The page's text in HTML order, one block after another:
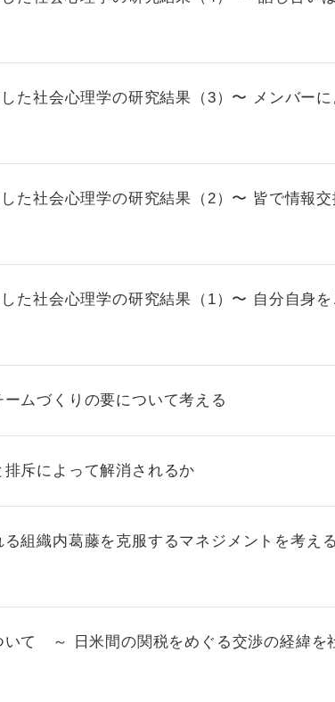
た社会心理学の研究結果（3）〜 メンバー
た社会心理学の研究結果（2）〜 皆で情報
た社会心理学の研究結果（1）〜 自分自身
ムづくりの要について考える
斥によって解消されるか
組織内葛藤を克服するマネジメントを考え
て ～ 日米間の関税をめぐる交渉の経緯を